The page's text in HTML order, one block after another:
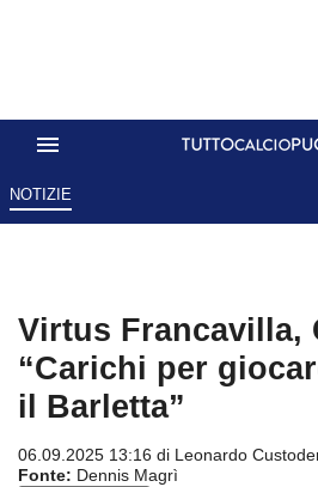
NOTIZIE
Virtus Francavilla,
“Carichi per
il Barletta”
06.09.2025 13:16 di Leonardo
Fonte: Dennis Magrì